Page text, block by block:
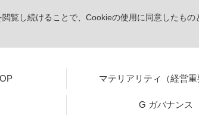
覧し続けることで、Cookieの使用に同意したもの
マテリアリティ（経営重
G ガバナンス